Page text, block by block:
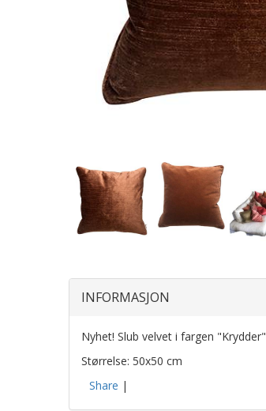
INFORMASJON
Nyhet! Slub velvet i fargen "Krydder"
Størrelse: 50x50 cm
Share |